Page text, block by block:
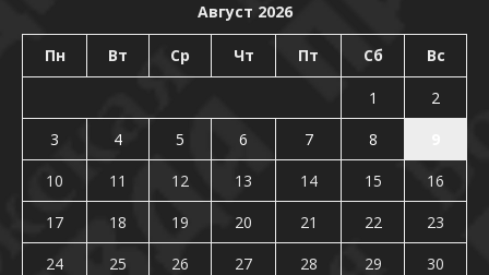
Август 2026
Пн Вт Ср Чт Пт Сб Вс
1
2
3
4 5 6 7 8
10
11 12 13 14 15
16
17
18 19 20 21 22
23
24
25 26 27 28 29
30